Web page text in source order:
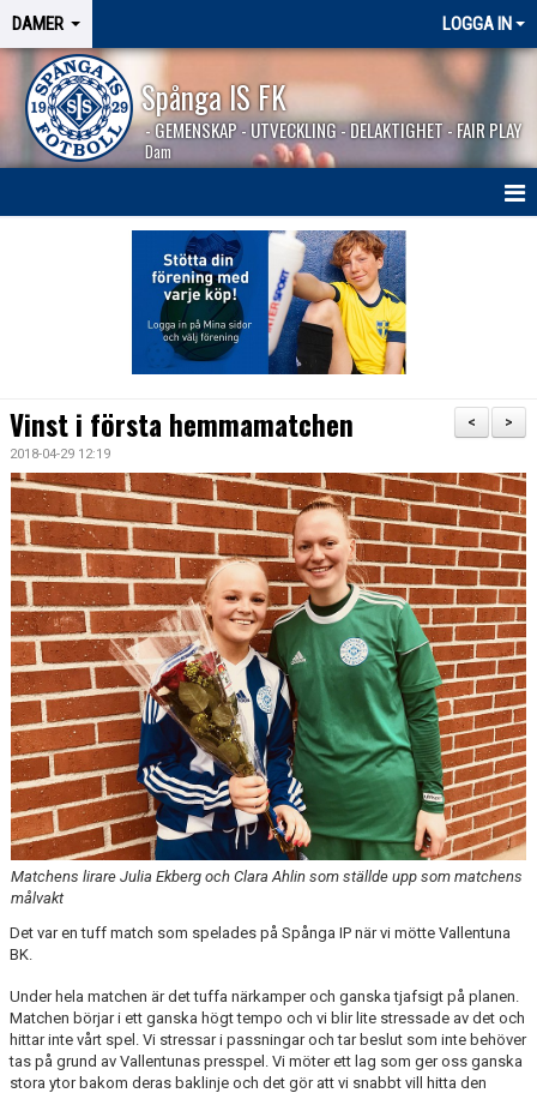
DAMER LOGGA IN
Spånga IS FK
- GEMENSKAP - UTVECKLING - DELAKTIGHET - FAIR PLAY
Dam
MATCHER
BILDGALLERI
KONTAKT
DOKUMENT
TIDIGARE SÄSONGER
>
<
Vinst i första hemmamatchen
2018-04-29 12:19
Matchens lirare Julia Ekberg och Clara Ahlin som ställde upp som matchens
målvakt
Det var en tuff match som spelades på Spånga IP när vi mötte Vallentuna
BK.
Under hela matchen är det tuffa närkamper och ganska tjafsigt på planen.
Matchen börjar i ett ganska högt tempo och vi blir lite stressade av det och
hittar inte vårt spel. Vi stressar i passningar och tar beslut som inte behöver
tas på grund av Vallentunas presspel. Vi möter ett lag som ger oss ganska
stora ytor bakom deras baklinje och det gör att vi snabbt vill hitta den